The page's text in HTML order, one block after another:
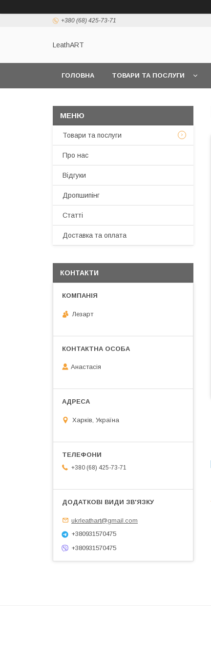
+380 (68) 425-73-71
LeathART
ГОЛОВНА ТОВАРИ ТА ПОСЛУГИ
Товари та послуги
Про нас
Відгуки
Дропшипінг
Статті
Доставка та оплата
КОНТАКТИ
Лезарт
Анастасія
Харків, Україна
+380 (68) 425-73-71
ukrleathart@gmail.com
+380931570475
+380931570475